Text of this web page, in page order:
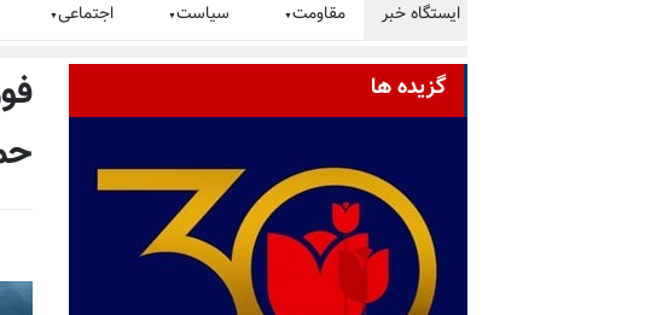
ایستگاه خبر مقاومت▼ سیاست▼ اجتماعی▼
گزیده ها